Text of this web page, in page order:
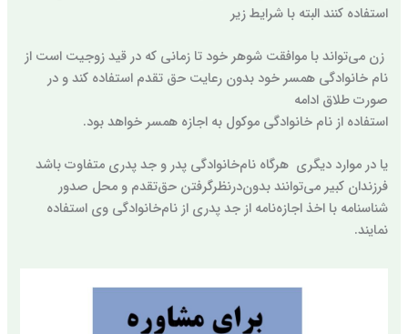
استفاده کنند البته با شرایط زیر
زن می‌تواند با موافقت شوهر خود تا زمانی که در قید زوجیت است از
نام خانوادگی همسر خود بدون رعایت حق تقدم استفاده کند‌ و در
صورت طلاق ادامه
استفاده از نام خانوادگی موکول به اجازه همسر خواهد بود.
یا در موارد دیگری هرگاه نام‌خانوادگی پدر و جد پدری متفاوت باشد
فرزندان کبیر می‌توانند بدون‌درنظرگرفتن حق‌تقدم و محل صدور
شناسنامه با اخذ اجازه‌نامه از جد پدری از نام‌خانوادگی وی استفاده
نمایند.